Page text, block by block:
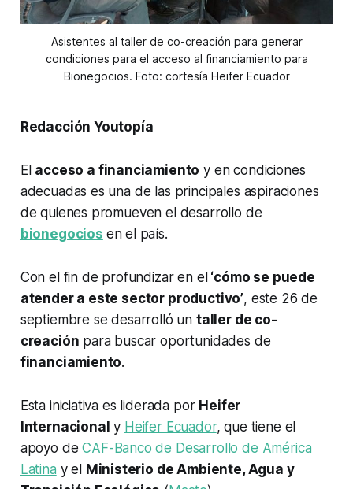
Asistentes al taller de co-creación para generar
condiciones para el acceso al financiamiento para
Bionegocios. Foto: cortesía Heifer Ecuador
Redacción Youtopía
El acceso a financiamiento y en condiciones
adecuadas es una de las principales aspiraciones
de quienes promueven el desarrollo de
bionegocios en el país.
Con el fin de profundizar en el ‘cómo se puede
atender a este sector productivo’, este 26 de
septiembre se desarrolló un taller de co-
creación para buscar oportunidades de
financiamiento.
Esta iniciativa es liderada por Heifer
Internacional y Heifer Ecuador, que tiene el
apoyo deCAF-Banco de Desarrollo de América
Latina y el
Ministerio de Ambiente, Agua y